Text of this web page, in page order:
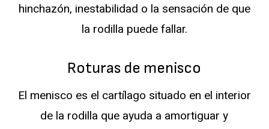
hinchazón, inestabilidad o la sensación de que
la rodilla puede fallar.
Roturas de menisco
El menisco es el cartílago situado en el interior
de la rodilla que ayuda a amortiguar y